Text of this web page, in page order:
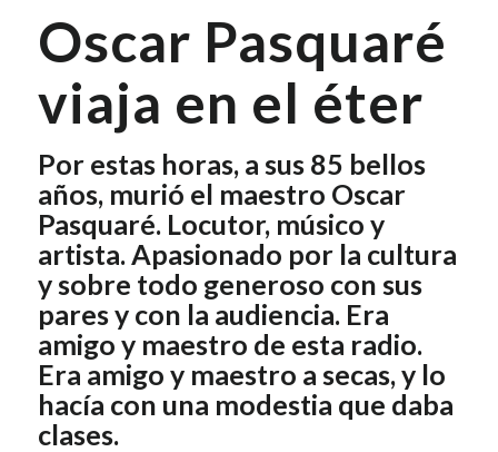
Oscar Pasquaré
viaja en el éter
Por estas horas, a sus 85 bellos
años, murió el maestro Oscar
Pasquaré. Locutor, músico y
artista. Apasionado por la cultura
y sobre todo generoso con sus
pares y con la audiencia. Era
amigo y maestro de esta radio.
Era amigo y maestro a secas, y lo
hacía con una modestia que daba
clases.